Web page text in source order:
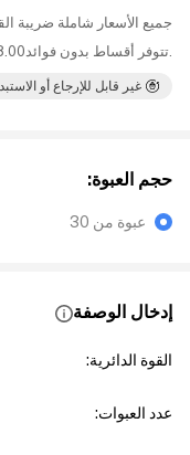
جميع الأسعار شاملة ضريبة
.تتوفر أقساط بدون فوائد
غير قابل للإرجاع أو
حجم العبوة:
عبوة من 30
إدخال الوصفة
القوة الدائرية:
عدد العبوات: